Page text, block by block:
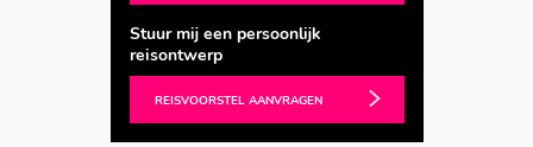
Stuur mij een persoonlijk
reisontwerp
REISVOORSTEL AANVRAGEN